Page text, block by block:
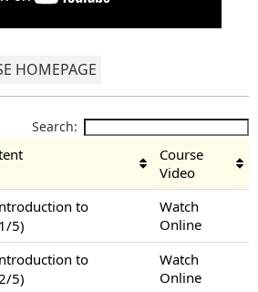
HOMEPAGE
Search:
Course
Video
to
5)
Watch
Online
to
5)
Watch
Online